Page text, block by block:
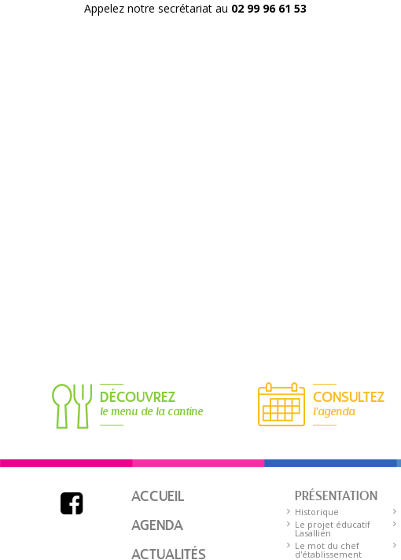
Appelez notre secrétariat au 02 99 96 61 53
DÉCOUVREZ
le menu de la cantine
CONSULTEZ
l'agenda

ACCUEIL
AGENDA
ACTUALITÉS
PRÉSENTATION
Historique
Le projet éducatif
Lasallien
Le mot du chef
d'établissement